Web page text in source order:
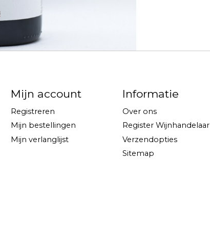
Mijn account
Registreren
Mijn bestellingen
Mijn verlanglijst
Informatie
Over ons
Register Wijnhandelaar
Verzendopties
Sitemap